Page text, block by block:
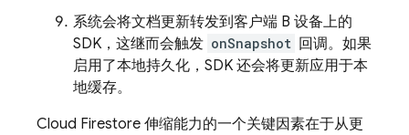
系统会将文档更新转发到客户端 B 设备上的
SDK，这继而会触发 onSnapshot 回调。如果
启用了本地持久化，SDK 还会将更新应用于本
地缓存。
Cloud Firestore 伸缩能力的一个关键因素在于从更